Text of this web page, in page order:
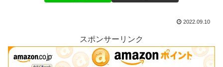
2022.09.10
スポンサーリンク